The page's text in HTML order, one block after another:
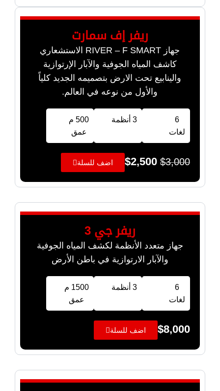
ريفر إف سمارت
جهاز RIVER – F SMART الاستشعاري
كاشف المياه الجوفية والآبار الإرتوازية
والينابيع تحت الارض بتصميمه الجديد كلياً
والأول من نوعه في العالم.
6
لغات
3 أنظمة
500 م
عمق
$3,000
$2,500 اضف للسلة
ريفر جي 3
جهاز متعدد الأنظمة لكشف المياه الجوفية
والآبار الارتوازية في باطن الأرض
6
لغات
3 أنظمة
1500 م
عمق
$8,000 اضف للسلة